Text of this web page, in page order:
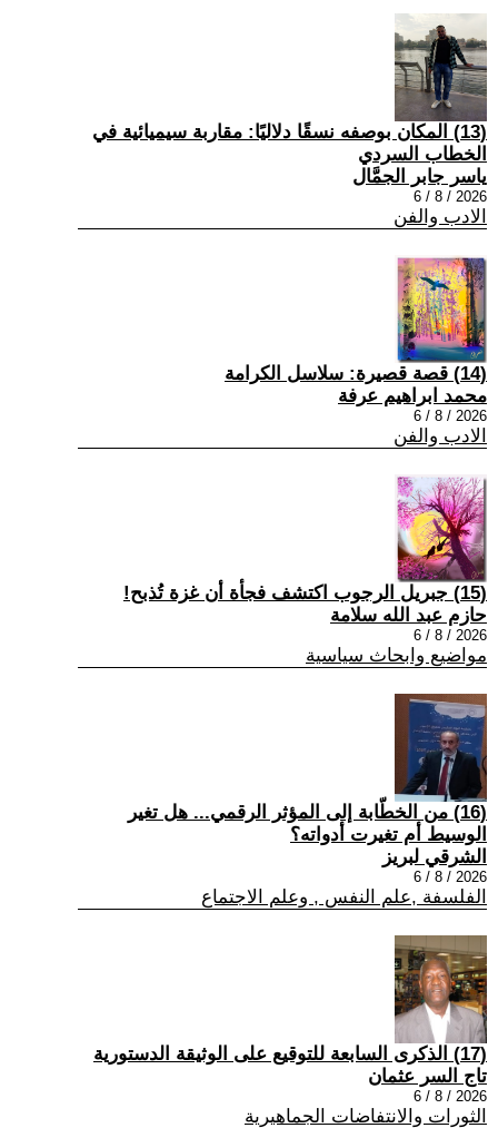
(13) المكان بوصفه نسقًا دلاليًا: مقاربة سيميائية في
الخطاب السردي
ياسر جابر الجمَّال
2026 / 8 / 6
الادب والفن
(14) قصة قصيرة: سلاسل الكرامة
محمد ابراهيم عرفة
2026 / 8 / 6
الادب والفن
(15) جبريل الرجوب اكتشف فجأة أن غزة تُذبح!
حازم عبد الله سلامة
2026 / 8 / 6
مواضيع وابحاث سياسية
(16) من الخطّابة إلى المؤثر الرقمي... هل تغير
الوسيط أم تغيرت أدواته؟
الشرقي لبريز
2026 / 8 / 6
الفلسفة ,علم النفس , وعلم الاجتماع
(17) الذكرى السابعة للتوقيع على الوثيقة الدستورية
تاج السر عثمان
2026 / 8 / 6
الثورات والانتفاضات الجماهيرية